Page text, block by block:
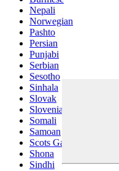
Nepali
Norwegian
Pashto
Persian
Punjabi
Serbian
Sesotho
Sinhala
Slovak
Slovenian
Somali
Samoan
Scots Gaelic
Shona
Sindhi